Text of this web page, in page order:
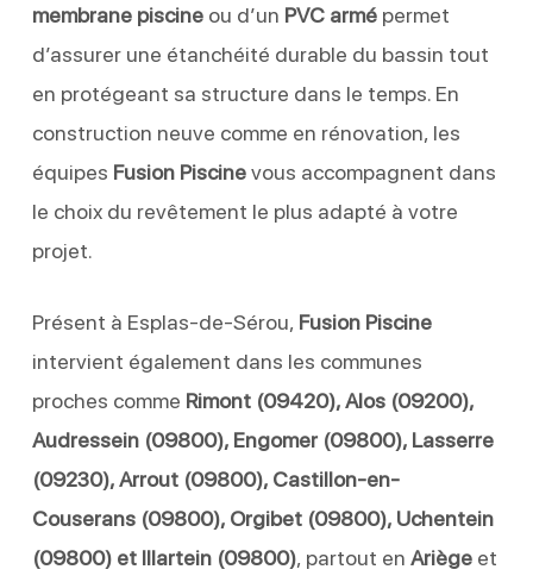
membrane piscineou d’un PVC armépermet
d’assurer une étanchéité durable du bassin tout
en protégeant sa structure dans le temps. En
construction neuve comme en rénovation, les
équipes Fusion Piscinevous accompagnent dans
le choix du revêtement le plus adapté à votre
projet.
Présent à Esplas-de-Sérou, Fusion Piscine
intervient également dans les communes
proches comme Rimont (09420), Alos (09200),
Audressein (09800), Engomer (09800), Lasserre
(09230), Arrout (09800), Castillon-en-
Couserans (09800), Orgibet (09800), Uchentein
(09800) et Illartein (09800), partout en Ariègeet